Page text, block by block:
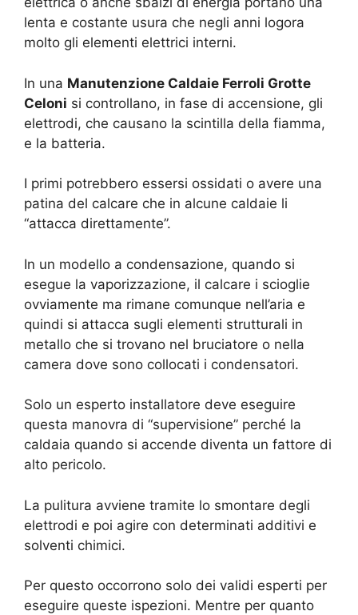
lenta e costante usura che negli anni logora
molto gli elementi elettrici interni.
In una Manutenzione Caldaie Ferroli Grotte
Celoni si controllano, in fase di accensione, gli
elettrodi, che causano la scintilla della fiamma,
e la batteria.
I primi potrebbero essersi ossidati o avere una
patina del calcare che in alcune caldaie li
“attacca direttamente”.
In un modello a condensazione, quando si
esegue la vaporizzazione, il calcare i scioglie
ovviamente ma rimane comunque nell’aria e
quindi si attacca sugli elementi strutturali in
metallo che si trovano nel bruciatore o nella
camera dove sono collocati i condensatori.
Solo un esperto installatore deve eseguire
questa manovra di “supervisione” perché la
caldaia quando si accende diventa un fattore di
alto pericolo.
La pulitura avviene tramite lo smontare degli
elettrodi e poi agire con determinati additivi e
solventi chimici.
Per questo occorrono solo dei validi esperti per
eseguire queste ispezioni. Mentre per quanto